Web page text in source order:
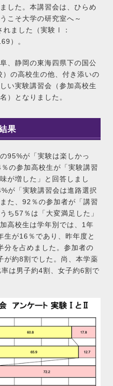
した。本講習会は、ひらめ
こそ大学の研究室へ～
れました（実験Ⅰ：
）。
、静岡の東海四県下の国公
の高校生の他、付き添いの
い実験講習会（参加高校生
）となりました。
果
95%が「実験は楽しかっ
の参加高校生が「実験講習
が増した」と回答しまし
が「実験講習会は進路選択
た、92％の参加者が「講習
ち57％は「大変満足した」
高校生は学年別では、1年
が16％であり、昨年度と
分を占めました。参加者の
が約8割でした。尚、本学薬
は男子約4割、女子約6割で